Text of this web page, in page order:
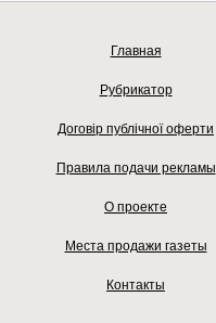
Главная
Рубрикатор
Договір публічної оферти
Правила подачи рекламы
О проекте
Места продажи газеты
Контакты